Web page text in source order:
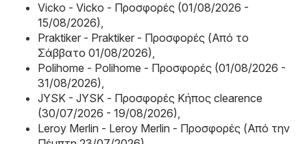
Vicko - Vicko - Προσφορές (01/08/2026 -
15/08/2026),
Praktiker - Praktiker - Προσφορές (Από το
Σάββατο 01/08/2026),
Polihome - Polihome - Προσφορές (01/08/2026 -
31/08/2026),
JYSK - JYSK - Προσφορές Κήπος clearence
(30/07/2026 - 19/08/2026),
Leroy Merlin - Leroy Merlin - Προσφορές (Από την